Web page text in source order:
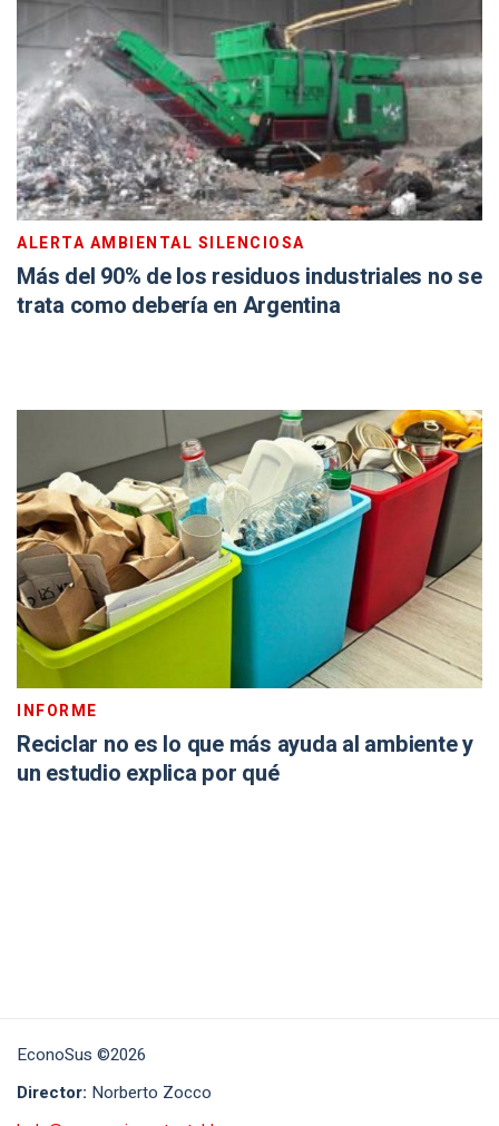
ALERTA AMBIENTAL SILENCIOSA
Más del 90% de los residuos industriales no se
trata como debería en Argentina
INFORME
Reciclar no es lo que más ayuda al ambiente y
un estudio explica por qué
EconoSus ©2026
Director: Norberto Zocco